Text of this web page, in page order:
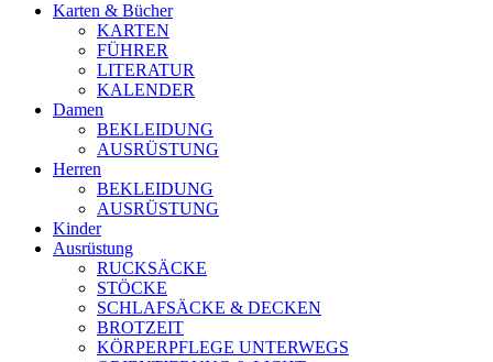
Karten & Bücher
KARTEN
FÜHRER
LITERATUR
KALENDER
Damen
BEKLEIDUNG
AUSRÜSTUNG
Herren
BEKLEIDUNG
AUSRÜSTUNG
Kinder
Ausrüstung
RUCKSÄCKE
STÖCKE
SCHLAFSÄCKE & DECKEN
BROTZEIT
KÖRPERPFLEGE UNTERWEGS